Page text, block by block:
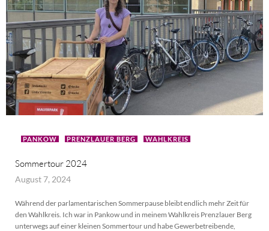
PANKOW PRENZLAUER BERG WAHLKREIS
Sommertour 2024
August 7, 2024
Während der parlamentarischen Sommerpause bleibt endlich mehr Zeit für
den Wahlkreis. Ich war in Pankow und in meinem Wahlkreis Prenzlauer Berg
unterwegs auf einer kleinen Sommertour und habe Gewerbetreibende,